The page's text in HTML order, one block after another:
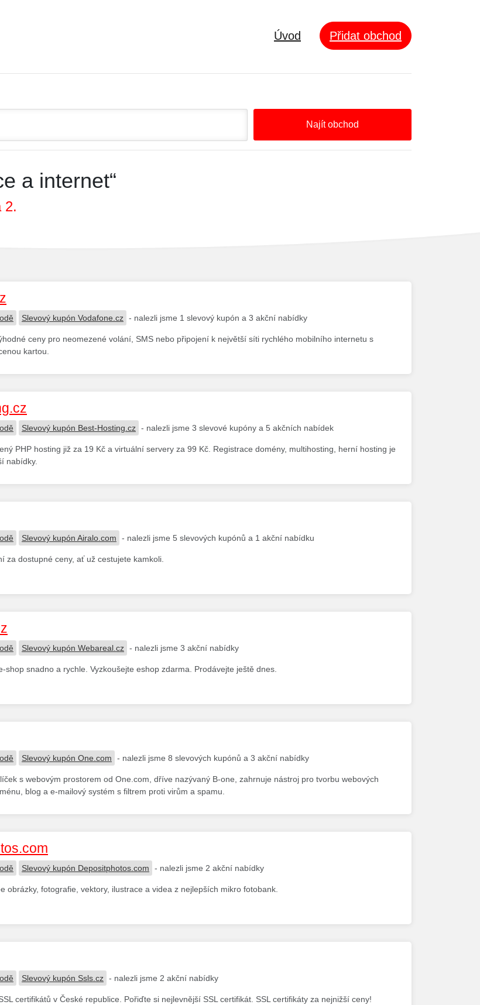
Úvod Přidat obchod
Najít obchod
a internet“
2.
Slevový kupón Vodafone.cz - nalezli jsme 1 slevový kupón a 3 akční nabídky
ceny pro neomezené volání, SMS nebo připojení k největší síti rychlého mobilního internetu s
kartou.
Slevový kupón Best-Hosting.cz - nalezli jsme 3 slevové kupóny a 5 akčních nabídek
PHP hosting již za 19 Kč a virtuální servery za 99 Kč. Registrace domény, multihosting, herní hosting je
nabídky.
Slevový kupón Airalo.com - nalezli jsme 5 slevových kupónů a 1 akční nabídku
za dostupné ceny, ať už cestujete kamkoli.
Slevový kupón Webareal.cz - nalezli jsme 3 akční nabídky
shop snadno a rychle. Vyzkoušejte eshop zdarma. Prodávejte ještě dnes.
Slevový kupón One.com - nalezli jsme 8 slevových kupónů a 3 akční nabídky
s webovým prostorem od One.com, dříve nazývaný B-one, zahrnuje nástroj pro tvorbu webových
blog a e-mailový systém s filtrem proti virům a spamu.
Slevový kupón Depositphotos.com - nalezli jsme 2 akční nabídky
obrázky, fotografie, vektory, ilustrace a videa z nejlepších mikro fotobank.
Slevový kupón Ssls.cz - nalezli jsme 2 akční nabídky
certifikátů v České republice. Pořiďte si nejlevnější SSL certifikát. SSL certifikáty za nejnižší ceny!